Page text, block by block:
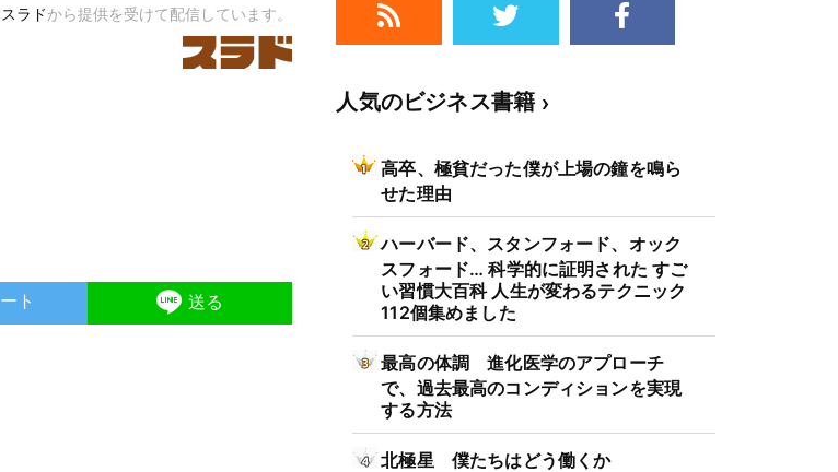
スラドから提供を受けて配信しています。
ト 送る
人気のビジネス書籍
高卒、極貧だった僕が上場の鐘を鳴ら
せた理由
ハーバード、スタンフォード、オック
スフォード… 科学的に証明された すご
い習慣大百科 人生が変わるテクニック
112個集めました
最高の体調 進化医学のアプローチ
で、過去最高のコンディションを実現
する方法
北極星 僕たちはどう働くか